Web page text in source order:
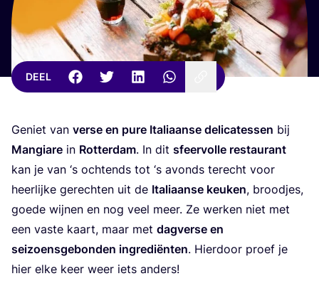
DEEL
Geniet van ver­se en pure Ita­li­aan­se deli­ca­tes­sen bij
Man­gi­a­re in Rot­ter­dam. In dit sfeer­vol­le res­tau­rant
kan je van ‘s och­tends tot ‘s avonds terecht voor
heer­lij­ke gerech­ten uit de Ita­li­aan­se keu­ken, brood­jes,
goe­de wij­nen en nog veel meer. Ze wer­ken niet met
een vas­te kaart, maar met dag­ver­se en
sei­zoens­ge­bon­den ingre­di­ën­ten. Hier­door proef je
hier elke keer weer iets anders!